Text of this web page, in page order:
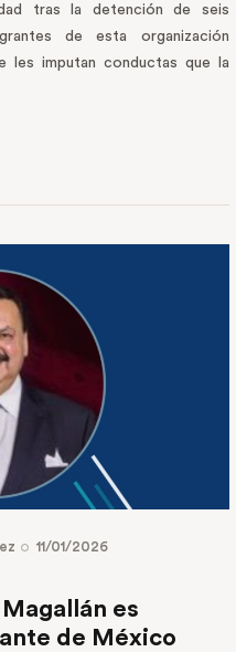
tras la detención de seis
de esta organización
les imputan conductas que la
11/01/2026
es
de México